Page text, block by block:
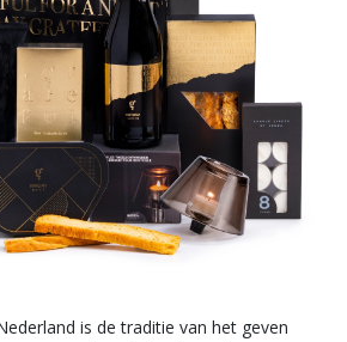
is de traditie van het geven